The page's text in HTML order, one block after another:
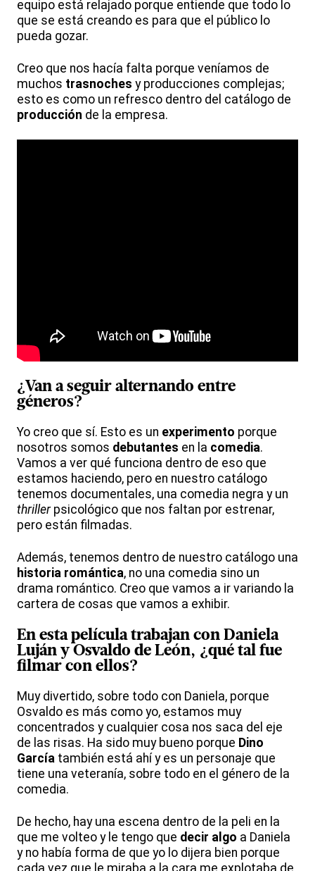
equipo está relajado porque entiende que todo lo
que se está creando es para que el público lo
pueda gozar.
Creo que nos hacía falta porque veníamos de
muchos trasnoches y producciones complejas;
esto es como un refresco dentro del catálogo de
producción de la empresa.
¿Van a seguir alternando entre
géneros?
Yo creo que sí. Esto es un experimento porque
nosotros somos debutantes en la comedia.
Vamos a ver qué funciona dentro de eso que
estamos haciendo, pero en nuestro catálogo
tenemos documentales, una comedia negra y un
thrillerpsicológico que nos faltan por estrenar,
pero están filmadas.
Además, tenemos dentro de nuestro catálogo una
historia romántica, no una comedia sino un
drama romántico. Creo que vamos a ir variando la
cartera de cosas que vamos a exhibir.
En esta película trabajan con Daniela
Luján y Osvaldo de León, ¿qué tal fue
filmar con ellos?
Muy divertido, sobre todo con Daniela, porque
Osvaldo es más como yo, estamos muy
concentrados y cualquier cosa nos saca del eje
de las risas. Ha sido muy bueno porque Dino
García también está ahí y es un personaje que
tiene una veteranía, sobre todo en el género de la
comedia.
De hecho, hay una escena dentro de la peli en la
que me volteo y le tengo que decir algo a Daniela
y no había forma de que yo lo dijera bien porque